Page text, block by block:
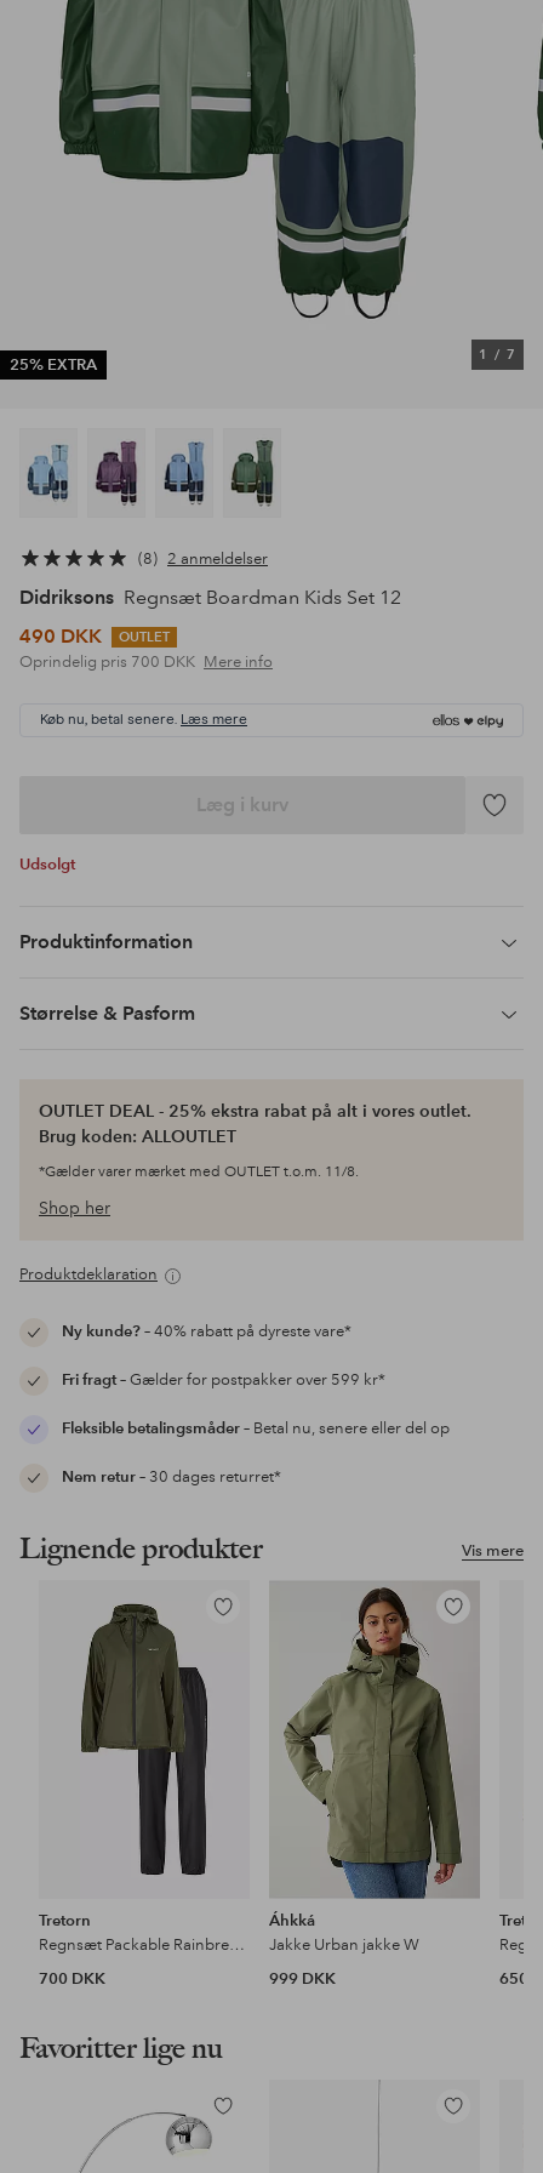
25% EXTRA
1 / 7
8 2 anmeldelser
Didriksons Regnsæt Boardman Kids Set 12
490 DKK
OUTLET
Oprindelig pris 700 DKK Mere info
Køb nu, betal senere. Læs mere
Læg i kurv
Tilføj
Udsolgt
Produktinformation
Størrelse & Pasform
OUTLET DEAL - 25% ekstra rabat på alt i vores outlet.
Brug koden: ALLOUTLET
*Gælder varer mærket med OUTLET t.o.m. 11/8.
Shop her
Produktdeklaration
Ny kunde?– 40% rabatt på dyreste vare*
Fri fragt– Gælder for postpakker over 599 kr*
Fleksible betalingsmåder– Betal nu, senere eller del op
Nem retur– 30 dages returret*
Vis mere
Lignende produkter
Tilføj
Tretorn
Regnsæt Packable Rainbreaker Set
700 DKK
Tilføj
Áhkká
Jakke Urban jakke W
999 DKK
650
Favoritter lige nu
Tilføj
til
Tilføj